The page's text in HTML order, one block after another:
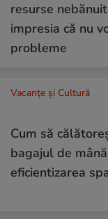
resurse
impresia că nu
probleme
Vacanțe și Cultură
Cum să
bagajul de
eficientizarea